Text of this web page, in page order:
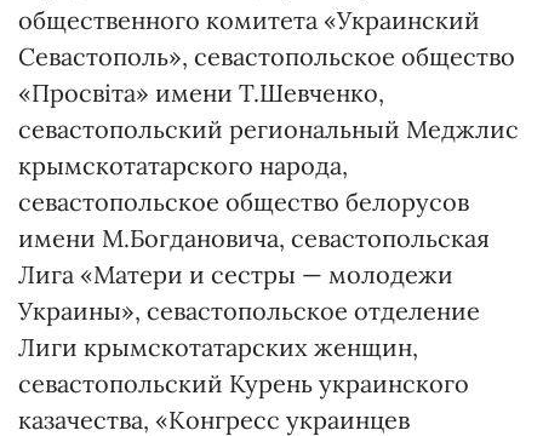
общественного комитета «Украинский
Севастополь», севастопольское общество
«Просвіта» имени Т.Шевченко,
севастопольский региональный Меджлис
крымскотатарского народа,
севастопольское общество белорусов
имени М.Богдановича, севастопольская
Лига «Матери и сестры — молодежи
Украины», севастопольское отделение
Лиги крымскотатарских женщин,
севастопольский Курень украинского
казачества, «Конгресс украинцев